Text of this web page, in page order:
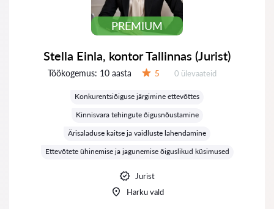
PREMIUM
Stella Einla, kontor Tallinnas (Jurist)
Töökogemus: 10 aasta 5 Ülevaateid:
0 ülevaateid
Konkurentsiõiguse järgimine ettevõttes
Kinnisvara tehingute õigusnõustamine
Ärisaladuse kaitse ja vaidluste lahendamine
Ettevõtete ühinemise ja jagunemise õiguslikud küsimused
Jurist
Harku vald